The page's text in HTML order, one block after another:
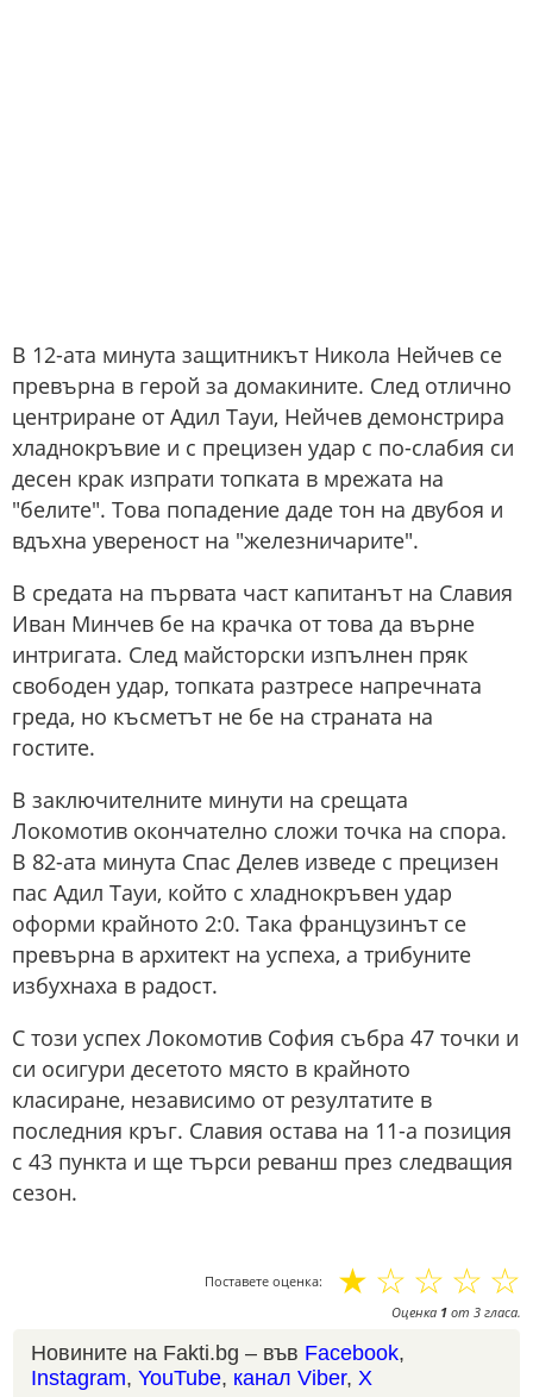
В 12-ата минута защитникът Никола Нейчев се
превърна в герой за домакините. След отлично
центриране от Адил Тауи, Нейчев демонстрира
хладнокръвие и с прецизен удар с по-слабия си
десен крак изпрати топката в мрежата на
"белите". Това попадение даде тон на двубоя и
вдъхна увереност на "железничарите".
В средата на първата част капитанът на Славия
Иван Минчев бе на крачка от това да върне
интригата. След майсторски изпълнен пряк
свободен удар, топката разтресе напречната
греда, но късметът не бе на страната на
гостите.
В заключителните минути на срещата
Локомотив окончателно сложи точка на спора.
В 82-ата минута Спас Делев изведе с прецизен
пас Адил Тауи, който с хладнокръвен удар
оформи крайното 2:0. Така французинът се
превърна в архитект на успеха, а трибуните
избухнаха в радост.
С този успех Локомотив София събра 47 точки и
си осигури десетото място в крайното
класиране, независимо от резултатите в
последния кръг. Славия остава на 11-а позиция
с 43 пункта и ще търси реванш през следващия
сезон.
Поставете оценка: ☆
☆
☆
☆
☆
Оценка 1 от 3 гласа.
Новините на Fakti.bg – във Facebook,
Instagram, YouTube, канал Viber, X